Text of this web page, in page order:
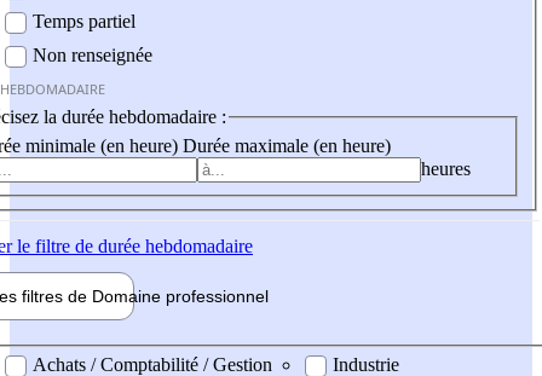
Temps partiel
Non renseignée
la durée hebdomadaire :
minimale (en heure) Durée maximale (en heure)
heures
le filtre de durée hebdomadaire
filtres de Domaine professionnel
professionel
Achats / Comptabilité / Gestion
Industrie